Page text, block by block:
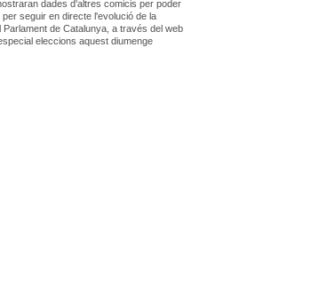
dades d'altres comicis per poder
seguir en directe l'evolució de la
de Catalunya, a través del web
eleccions aquest diumenge